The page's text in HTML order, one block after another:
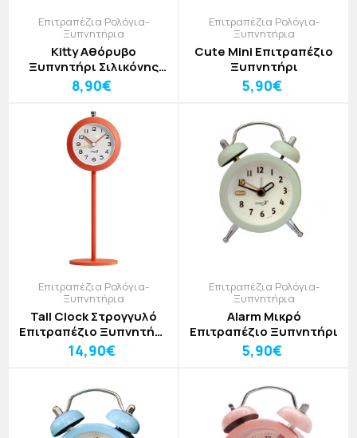
Επιτραπέζια Ρολόγια-
Ξυπνητήρια
Kitty Αθόρυβο
Ξυπνητήρι Σιλικόνης
Γατούλα
8,90€
Επιτραπέζια Ρολόγια-
Ξυπνητήρια
Cute Mini Επιτραπέζιο
Ξυπνητήρι
5,90€
Επιτραπέζια Ρολόγια-
Ξυπνητήρια
Tall Clock Στρογγυλό
Επιτραπέζιο Ξυπνητήρι
Με Βάση
14,90€
Επιτραπέζια Ρολόγια-
Ξυπνητήρια
Alarm Μικρό
Επιτραπέζιο Ξυπνητήρι
5,90€